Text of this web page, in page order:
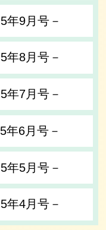
年9月号－
年8月号－
年7月号－
年6月号－
年5月号－
年4月号－